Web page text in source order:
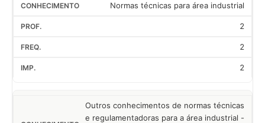
Normas técnicas para área industrial
2
2
2
Outros conhecimentos de normas técnicas
e regulamentadoras para a área industrial -